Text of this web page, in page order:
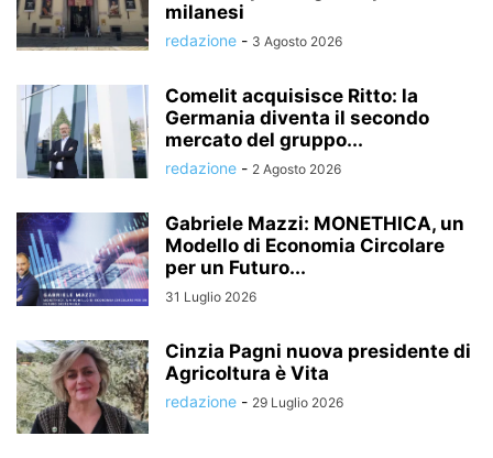
milanesi
redazione - 3 Agosto 2026
Comelit acquisisce Ritto: la
Germania diventa il secondo
mercato del gruppo...
redazione - 2 Agosto 2026
Gabriele Mazzi: MONETHICA, un
Modello di Economia Circolare
per un Futuro...
31 Luglio 2026
Cinzia Pagni nuova presidente di
Agricoltura è Vita
redazione - 29 Luglio 2026